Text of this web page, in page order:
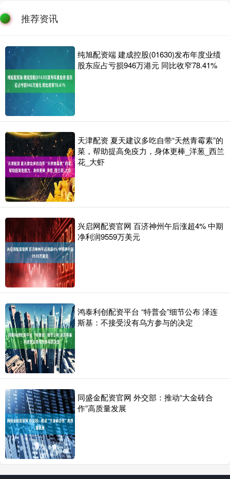
推荐资讯
纯旭配资端 建成控股(01630)发布年度业绩
股东应占亏损946万港元 同比收窄78.41%
天津配资 夏天建议多吃自带“天然青霉素”的
菜，帮助提高免疫力，身体更棒_洋葱_西兰
花_大虾
兴启网配资官网 百济神州午后涨超4% 中期
净利润9559万美元
鸿泰利创配资平台 “特普会”细节公布 泽连
斯基：不接受没有乌方参与的决定
同盛金配资官网 外交部：推动“大金砖合
作”高质量发展